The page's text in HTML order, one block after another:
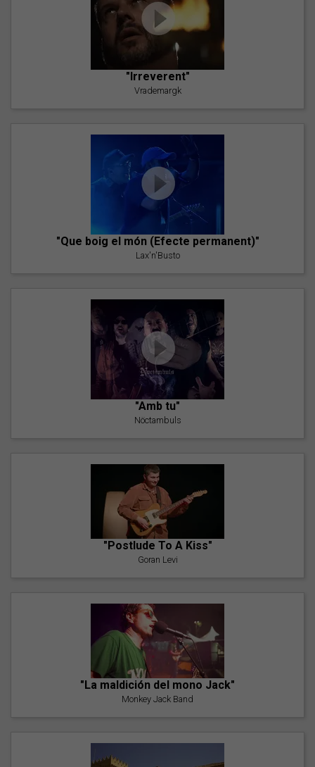
"Irreverent"
Vrademargk
"Que boig el món (Efecte permanent)"
Lax'n'Busto
"Amb tu"
Nöctambuls
"Postlude To A Kiss"
Goran Levi
"La maldición del mono Jack"
Monkey Jack Band